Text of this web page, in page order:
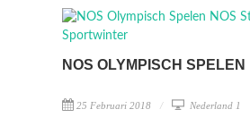
NOS OLYMPISCH SPELEN
25 Februari 2018 Nederland 1